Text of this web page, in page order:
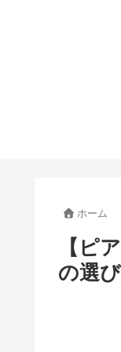
ホーム
【ピ
の選